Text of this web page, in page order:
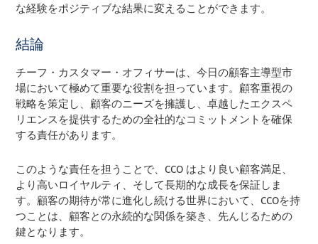
な経験をポジティブな結果に変えることができます。
結論
チーフ・カスタマー・オフィサーは、今日の顧客主導型市
場において極めて重要な役割を担っています。顧客重視の
戦略を策定し、顧客のニーズを擁護し、卓越したエクスペ
リエンスを提供するための全社的なコミットメントを確保
する責任があります。
このような責任を担うことで、CCO はより良い顧客満足、
より高いロイヤルティ、そして長期的な成長を保証しま
す。顧客の期待が常に進化し続ける世界において、CCOを持
つことは、顧客との永続的な関係を築き、先んじるための
鍵となります。